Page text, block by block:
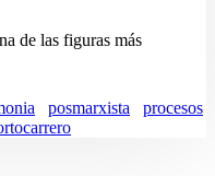
de las figuras más
posmarxista
procesos